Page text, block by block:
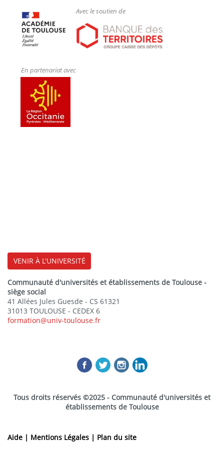
Avec le soutien de
En partenariat avec
VENIR À L'UNIVERSITÉ
Communauté d'universités et établissements de Toulouse -
siège social
41 Allées Jules Guesde - CS 61321
31013 TOULOUSE - CEDEX 6
formation@univ-toulouse.fr
Tous droits réservés ©2025 - Communauté d'universités et
établissements de Toulouse
Aide | Mentions Légales | Plan du site